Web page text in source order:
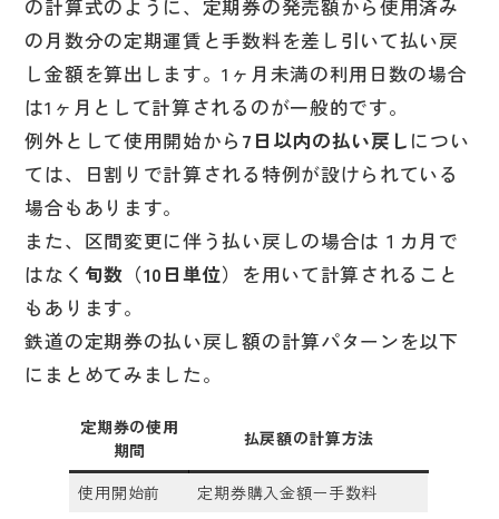
の計算式のように、定期券の発売額から使用済み
の月数分の定期運賃と手数料を差し引いて払い戻
し金額を算出します。1ヶ月未満の利用日数の場合
は1ヶ月として計算されるのが一般的です。
例外として使用開始から 7日以内の払い戻し につい
ては、日割りで計算される特例が設けられている
場合もあります。
また、区間変更に伴う払い戻しの場合は１カ月で
はなく 旬数（10日単位） を用いて計算されること
もあります。
鉄道の定期券の払い戻し額の計算パターンを以下
にまとめてみました。
定期券の使用
期間
払戻額の計算方法
使用開始前 定期券購入金額ー手数料